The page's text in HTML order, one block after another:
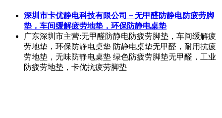
深圳市卡优静电科技有限公司－无甲醛防静电防疲劳脚
垫，车间缓解疲劳地垫，环保防静电桌垫
广东深圳市主营:无甲醛防静电防疲劳脚垫，车间缓解疲
劳地垫，环保防静电桌垫 防静电桌垫无甲醛，耐用抗疲
劳地垫，无味防静电桌垫 绿色防疲劳脚垫无甲醛，工业
防疲劳地垫，卡优抗疲劳脚垫